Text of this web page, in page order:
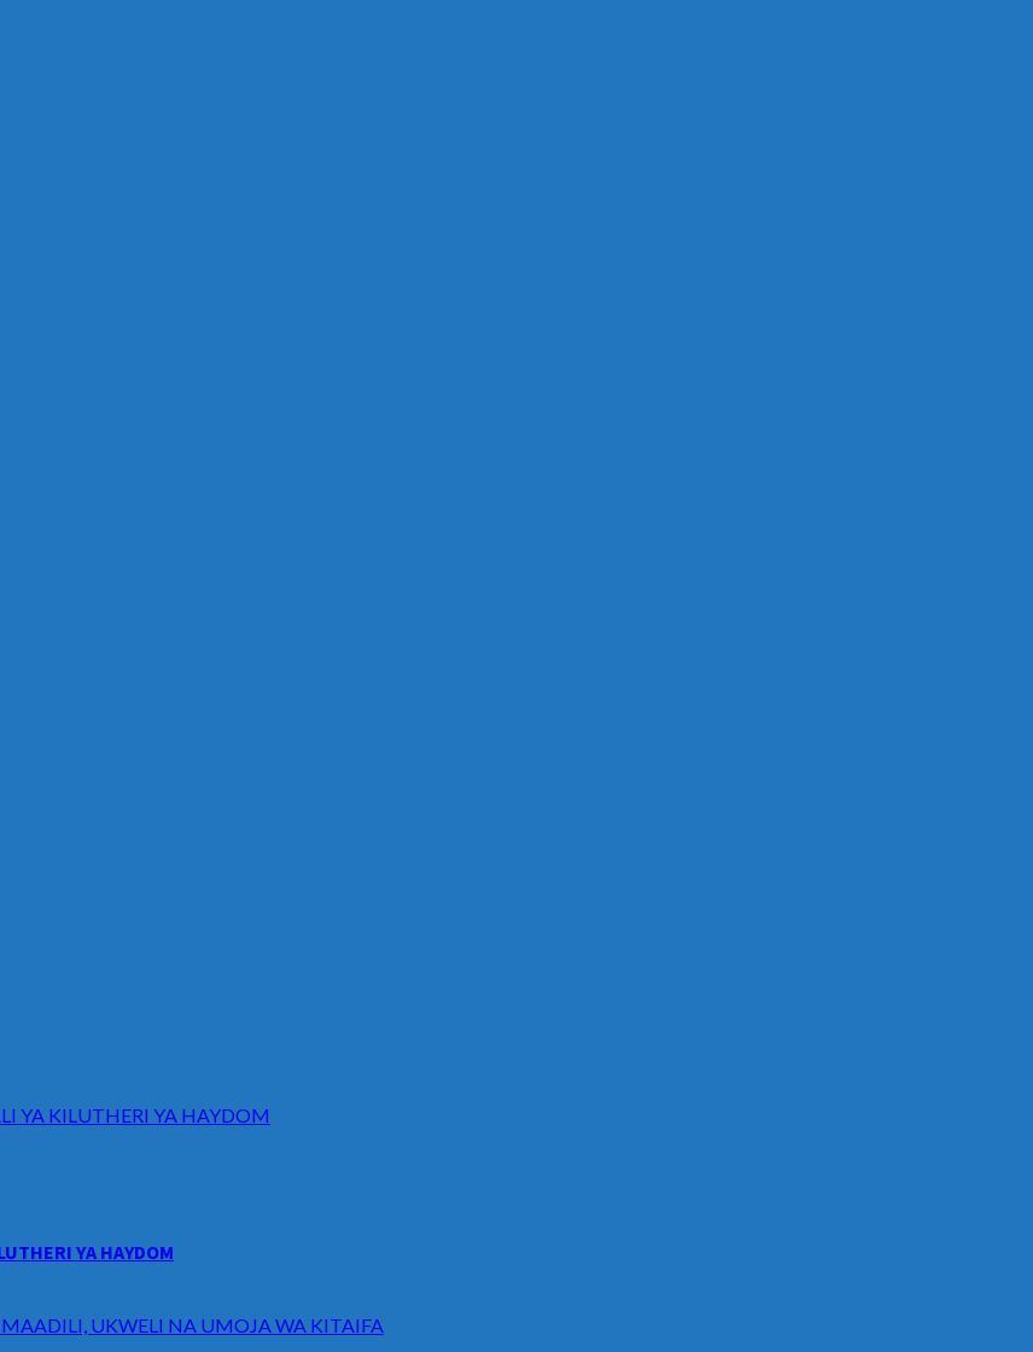
YA KILUTHERI YA HAYDOM
YA HAYDOM
UKWELI NA UMOJA WA KITAIFA